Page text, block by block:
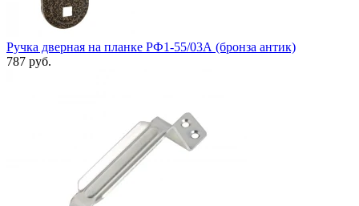
Ручка дверная на планке РФ1-55/03А (бронза антик)
787 руб.